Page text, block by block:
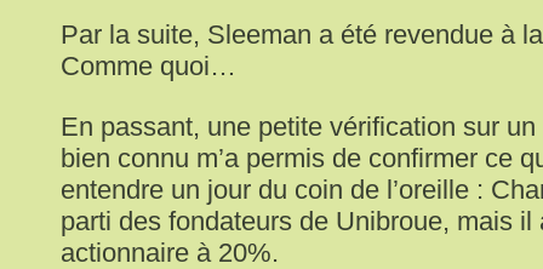
Par la suite, Sleeman a été revendue à
Comme quoi…
En passant, une petite vérification sur un
bien connu m’a permis de confirmer ce
entendre un jour du coin de l’oreille :
parti des fondateurs de Unibroue, mais il
actionnaire à 20%.